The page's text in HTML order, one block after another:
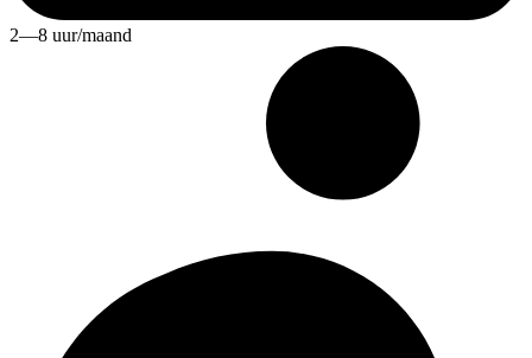
2—8 uur/maand